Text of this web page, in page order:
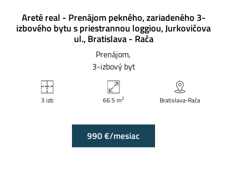
Areté real - Prenájom pekného, zariadeného 3-
izbového bytu s priestrannou loggiou, Jurkovičova
ul., Bratislava - Rača
Prenájom
3-izbový byt
3 izb 66.5 m2 Bratislava-Rača
990 €/mesiac